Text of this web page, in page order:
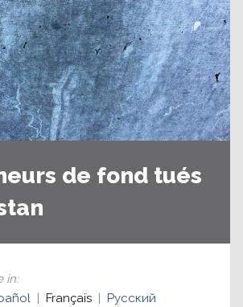
de fond tués
in:
Français Русский